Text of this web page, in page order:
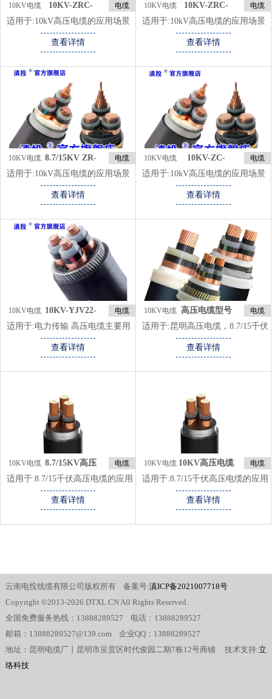
10KV电缆
类
10KV-ZRC-
YJV22-3*120
电缆
适用于:10kV高压电缆的应用场景
城市配电网 用于城市中压配电网
络，将电能从变电站传输到配电变
方式为地下敷设，避免对城市景观
和交通的影响。 工业区 为工厂和
工业园区的设备提供电力，确保生
产过程的稳定供电。 适用于地下
敷设或架空敷设，具体方式视工业
区的规划而定。
查看详情
10KV电缆
类
10KV-ZRC-
YJV22-3*150
电缆
适用于:10kV高压电缆的应用场景
城市配电网 用于城市中压配电网
络，将电能从变电站传输到配电变
方式为地下敷设，避免对城市景观
和交通的影响。 工业区 为工厂和
工业园区的设备提供电力，确保生
产过程的稳定供电。 适用于地下
敷设或架空敷设，具体方式视工业
区的规划而定。
查看详情
10KV电缆
类
8.7/15KV ZR-
YJV22
电缆
适用于:10kV高压电缆的应用场景
城市配电网 用于城市中压配电网
络，将电能从变电站传输到配电变
方式为地下敷设，避免对城市景观
和交通的影响。 工业区 为工厂和
工业园区的设备提供电力，确保生
产过程的稳定供电。 适用于地下
敷设或架空敷设，具体方式视工业
区的规划而定。
查看详情
10KV电缆
类
10KV-ZC-
YJV22 240
电缆
适用于:10kV高压电缆的应用场景
城市配电网 用于城市中压配电网
络，将电能从变电站传输到配电变
方式为地下敷设，避免对城市景观
和交通的影响。 工业区 为工厂和
工业园区的设备提供电力，确保生
产过程的稳定供电。 适用于地下
敷设或架空敷设，具体方式视工业
区的规划而定。
查看详情
10KV电缆
类
10KV-YJV22-
3*300
电缆
适用于:电力传输 高压电缆主要用
于城市电网、工业区、变电站等场
所的电力传输。在城市电网中，高
全、高效地传输到各个变电站，再
一些大型城市的地下电缆网络中，
高压电缆被广泛应用于高压输电线
路，其电压等级可能达到110kV、
220kV甚至更高，能够实现远距
离、大容量的电能传输。 特殊场
所供电
查看详情
10KV电缆
类
高压电缆型号
规格
电缆
适用于:昆明高压电缆，8.7/15千伏
高压电缆的应用范围很广，主要应
用于以下场合： 电力系统：发电
要使用8.7/15千伏高压电缆进行电
工矿企业中的电力系统需要使用
8.7/15千伏高压电缆进行电能的传
输和分配，以满足生产需求。高层
建筑：昆明高压电缆厂，高层建筑
高压电缆进行电能的传输和分配，
以确保建筑内的电力供应。其他需
要高压电能传输和分配的场，
8.7/15千伏高压电缆具有中等电压
等级和良好的电气、机械性能，在
查看详情
10KV电缆
类
8.7/15KV高压
铜芯电缆
电缆
适用于:8.7/15千伏高压电缆的应用
范围很广，主要应用于以下场合：
电力系统：发电厂、变电站、开关
高压电缆进行电能的传输和分配。
产需求。高层建筑：高层建筑中的
电力系统需要使用8.7/15千伏高压
电缆进行电能的传输和分配，以确
保建筑内的电力供应。其他需要高
压电能传输和分配的场合：如城市
轨道交通、大型公共设施等。总
之，8.7/15千伏高压电缆具有中等
电压等级和良好的电气、机械性
查看详情
10KV电缆
类
10KV高压电缆 电缆
适用于:8.7/15千伏高压电缆的应用
范围很广，主要应用于以下场合：
电力系统：发电厂、变电站、开关
高压电缆进行电能的传输和分配。
产需求。高层建筑：高层建筑中的
电力系统需要使用8.7/15千伏高压
电缆进行电能的传输和分配，以确
保建筑内的电力供应。其他需要高
压电能传输和分配的场合：如城市
轨道交通、大型公共设施等。总
之，8.7/15千伏高压电缆具有中等
查看详情
云南电投线缆有限公司版权所有 备案号:滇ICP备2021007718号
Copyright ©2013-2026 DTXL.CN All Rights Reserved.
全国免费服务热线：13888289527 电话：13888289527
邮箱：13888289527@139.com 企业QQ：13888289527
地址：昆明电缆厂丨昆明市呈贡区时代俊园二期7栋12号商铺 技术支持:立
络科技